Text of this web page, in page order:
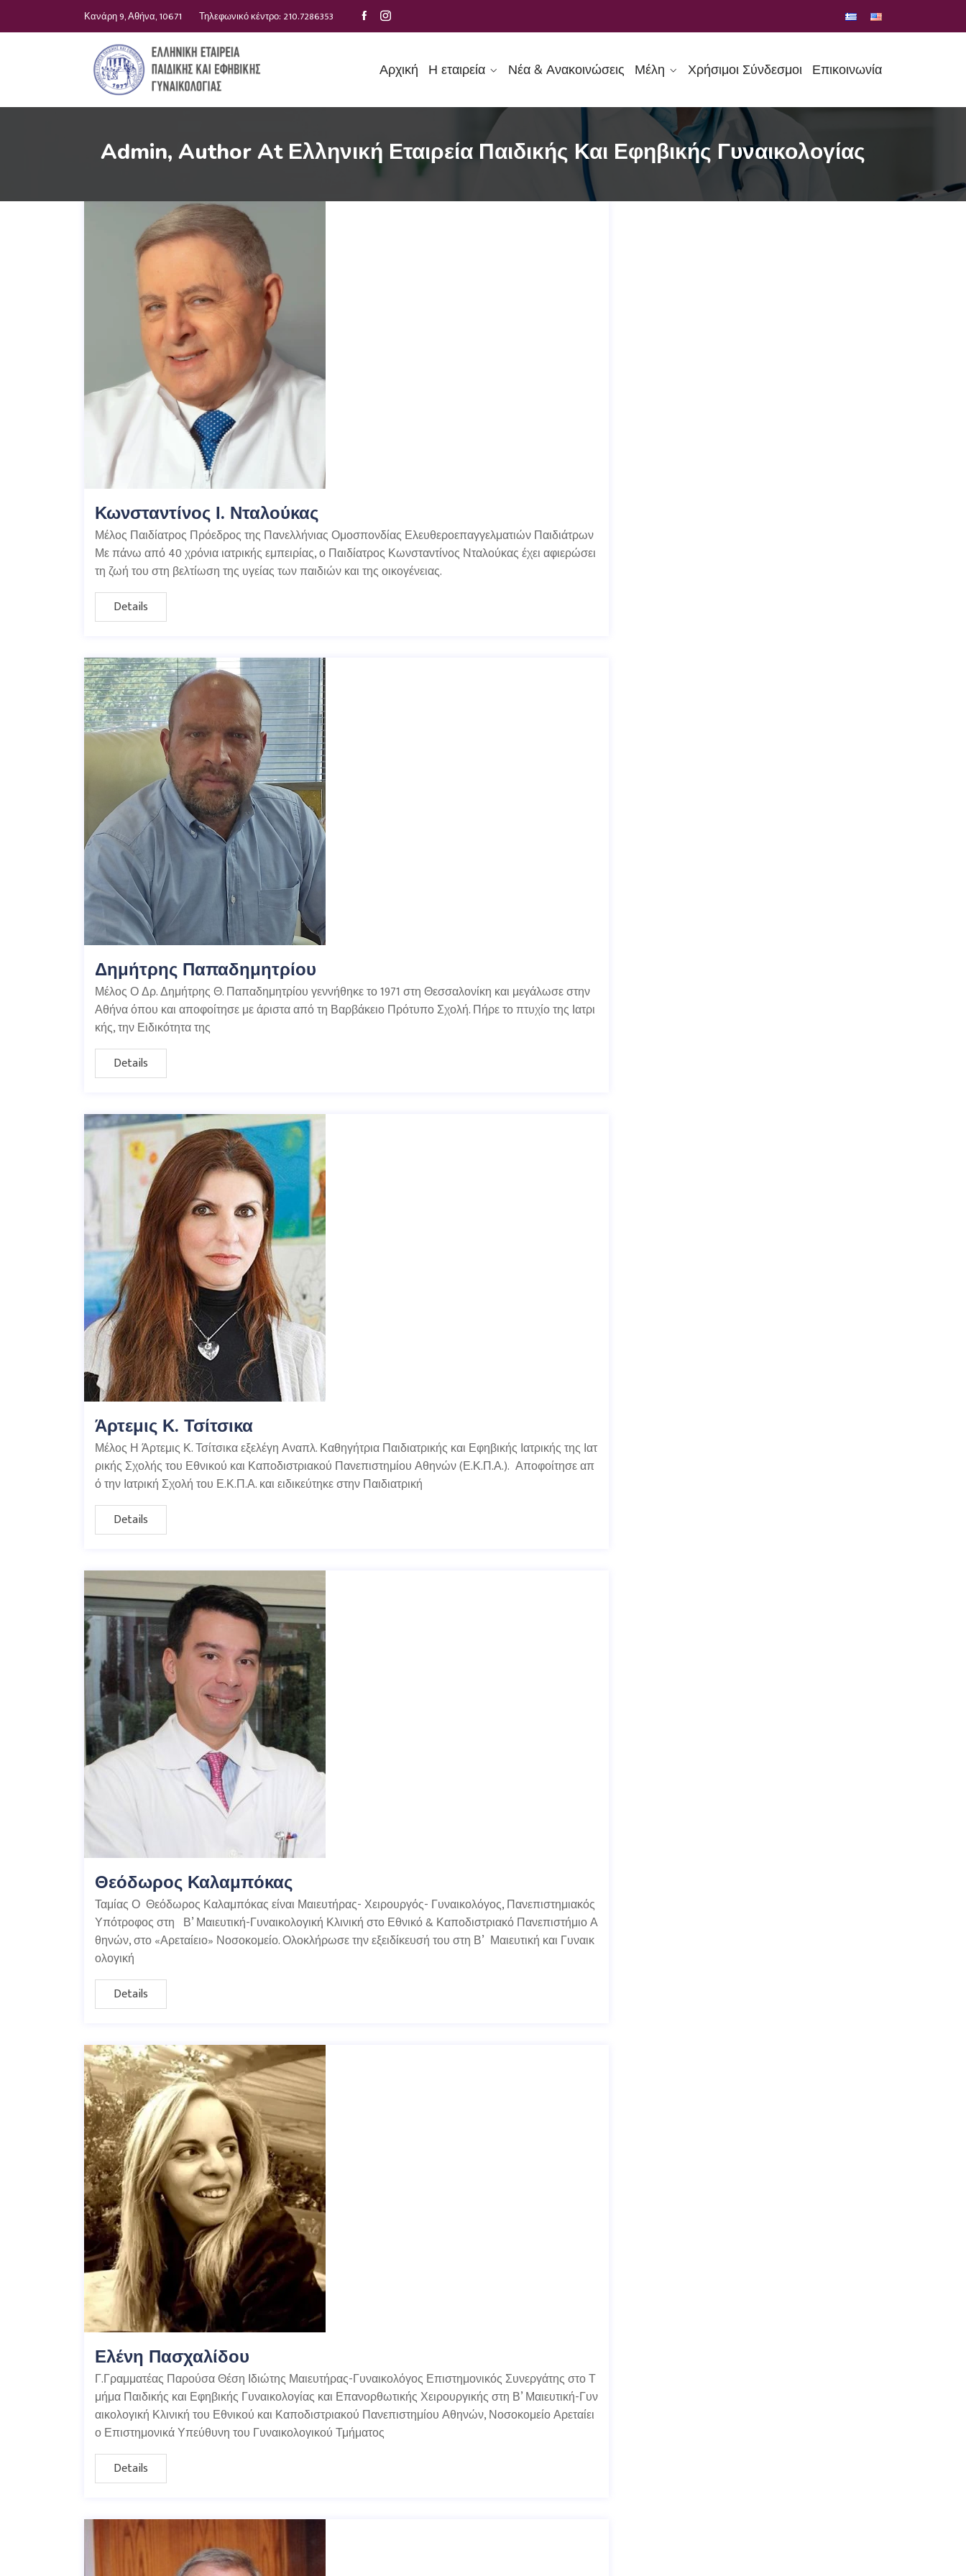
Κανάρη 9, Αθήνα, 10671 Τηλεφωνικό κέντρο: 210.7286353
Αρχική Η εταιρεία Νέα & Ανακοινώσεις Μέλη Χρήσιμοι Σύνδεσμοι Επικοινωνία
Admin, Author At Ελληνική Εταιρεία Παιδικής Και Εφηβικής Γυναικολογίας
Κωνσταντίνος Ι. Νταλούκας
Μέλος Παιδίατρος Πρόεδρος της Πανελλήνιας Ομοσπονδίας Ελευθεροεπαγγελματιών Παιδιάτρων
Με πάνω από 40 χρόνια ιατρικής εμπειρίας, ο Παιδίατρος Κωνσταντίνος Νταλούκας έχει αφιερώσει
τη ζωή του στη βελτίωση της υγείας των παιδιών και της οικογένειας.
Details
Δημήτρης Παπαδημητρίου
Μέλος Ο Δρ. Δημήτρης Θ. Παπαδημητρίου γεννήθηκε το 1971 στη Θεσσαλονίκη και μεγάλωσε στην
Αθήνα όπου και αποφοίτησε με άριστα από τη Βαρβάκειο Πρότυπο Σχολή. Πήρε το πτυχίο της Ιατρι
κής, την Ειδικότητα της
Details
Άρτεμις Κ. Τσίτσικα
Μέλος Η Άρτεμις Κ. Τσίτσικα εξελέγη Αναπλ. Καθηγήτρια Παιδιατρικής και Εφηβικής Ιατρικής της Ιατ
ρικής Σχολής του Εθνικού και Καποδιστριακού Πανεπιστημίου Αθηνών (Ε.Κ.Π.Α.). Αποφοίτησε απ
ό την Ιατρική Σχολή του Ε.Κ.Π.Α. και ειδικεύτηκε στην Παιδιατρική
Details
Θεόδωρος Καλαμπόκας
Ταμίας Ο Θεόδωρος Καλαμπόκας είναι Μαιευτήρας- Χειρουργός- Γυναικολόγος, Πανεπιστημιακός
Υπότροφος στη Β’ Μαιευτική-Γυναικολογική Κλινική στο Εθνικό & Καποδιστριακό Πανεπιστήμιο Α
θηνών, στο «Αρεταίειο» Νοσοκομείο. Ολοκλήρωσε την εξειδίκευσή του στη Β’ Μαιευτική και Γυναικ
ολογική
Details
Ελένη Πασχαλίδου
Γ.Γραμματέας Παρούσα Θέση Ιδιώτης Μαιευτήρας-Γυναικολόγος Επιστημονικός Συνεργάτης στο Τ
μήμα Παιδικής και Εφηβικής Γυναικολογίας και Επανορθωτικής Χειρουργικής στη Β’ Μαιευτική-Γυν
αικολογική Κλινική του Εθνικού και Καποδιστριακού Πανεπιστημίου Αθηνών, Νοσοκομείο Αρεταίει
ο Επιστημονικά Υπεύθυνη του Γυναικολογικού Τμήματος
Details